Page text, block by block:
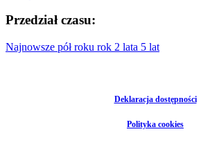
Przedział czasu:
Najnowsze pół roku rok 2 lata 5 lat
Deklaracja dostępności
Polityka cookies